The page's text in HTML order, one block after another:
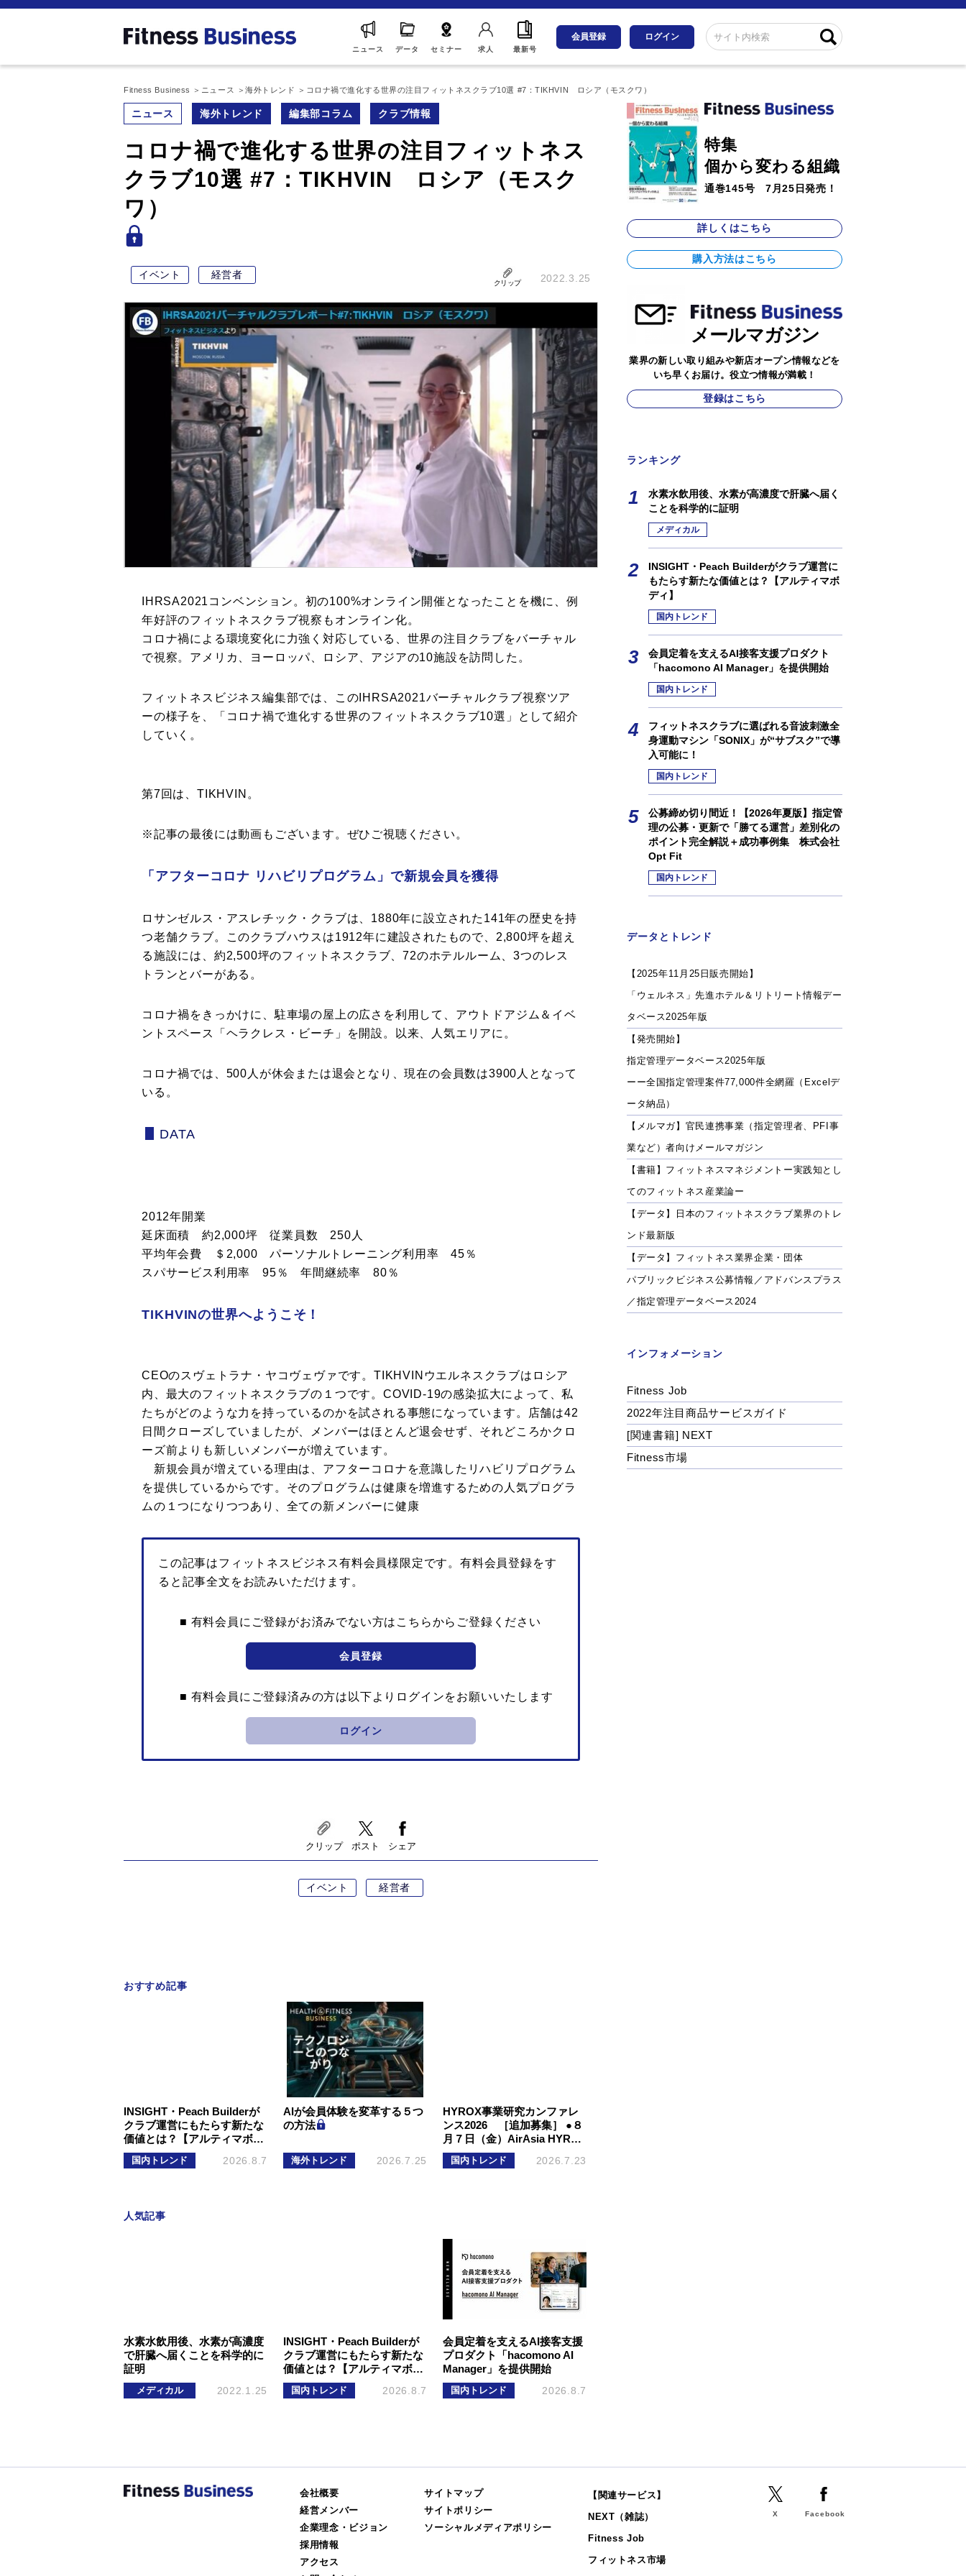
ニュース データ セミナー 求人 最新号
会員登録 ログイン
Fitness Business ニュース 海外トレンド コロナ禍で進化する世界の注目フィットネスクラブ10選 #7：TIKHVIN ロシア（モスクワ）
ニュース 海外トレンド 編集部コラム クラブ情報
コロナ禍で進化する世界の注目フィットネス
クラブ10選 #7：TIKHVIN ロシア（モスク
ワ）
イベント 経営者
クリップ 2022.3.25
IHRSA2021コンベンション。初の100%オンライン開催となったことを機に、例
年好評のフィットネスクラブ視察もオンライン化。
コロナ禍による環境変化に力強く対応している、世界の注目クラブをバーチャル
で視察。アメリカ、ヨーロッパ、ロシア、アジアの10施設を訪問した。
フィットネスビジネス編集部では、このIHRSA2021バーチャルクラブ視察ツア
ーの様子を、「コロナ禍で進化する世界のフィットネスクラブ10選」として紹介
していく。
第7回は、TIKHVIN。
※記事の最後には動画もございます。ぜひご視聴ください。
「アフターコロナ リハビリプログラム」で新規会員を獲得
ロサンゼルス・アスレチック・クラブは、1880年に設立された141年の歴史を持
つ老舗クラブ。このクラブハウスは1912年に建設されたもので、2,800坪を超え
る施設には、約2,500坪のフィットネスクラブ、72のホテルルーム、3つのレス
トランとバーがある。
コロナ禍をきっかけに、駐車場の屋上の広さを利用して、アウトドアジム＆イベ
ントスペース「ヘラクレス・ビーチ」を開設。以来、人気エリアに。
コロナ禍では、500人が休会または退会となり、現在の会員数は3900人となって
いる。
DATA
2012年開業
延床面積 約2,000坪 従業員数 250人
平均年会費 ＄2,000 パーソナルトレーニング利用率 45％
スパサービス利用率 95％ 年間継続率 80％
TIKHVINの世界へようこそ！
CEOのスヴェトラナ・ヤコヴェヴァです。TIKHVINウエルネスクラブはロシア
内、最大のフィットネスクラブの１つです。COVID-19の感染拡大によって、私
たちがどのような力を持っているのかを試される事態になっています。店舗は42
日間クローズしていましたが、メンバーはほとんど退会せず、それどころかクロ
ーズ前よりも新しいメンバーが増えています。
新規会員が増えている理由は、アフターコロナを意識したリハビリプログラム
を提供しているからです。そのプログラムは健康を増進するための人気プログラ
ムの１つになりつつあり、全ての新メンバーに健康
この記事はフィットネスビジネス有料会員様限定です。有料会員登録をす
ると記事全文をお読みいただけます。
■ 有料会員にご登録がお済みでない方はこちらからご登録ください
会員登録
■ 有料会員にご登録済みの方は以下よりログインをお願いいたします
ログイン
クリップ ポスト シェア
イベント 経営者
おすすめ記事
INSIGHT・Peach Builderが
クラブ運営にもたらす新たな
価値とは？【アルティマボ…
国内トレンド 2026.8.7
AIが会員体験を変革する５つ
の方法
海外トレンド 2026.7.25
HYROX事業研究カンファレ
ンス2026 ［追加募集］ ●８
月７日（金）AirAsia HYR…
国内トレンド 2026.7.23
人気記事
水素水飲用後、水素が高濃度
で肝臓へ届くことを科学的に
証明
メディカル 2022.1.25
INSIGHT・Peach Builderが
クラブ運営にもたらす新たな
価値とは？【アルティマボ…
国内トレンド 2026.8.7
会員定着を支えるAI接客支援
プロダクト「hacomono AI
Manager」を提供開始
国内トレンド 2026.8.7
特集
個から変わる組織
通巻145号 7月25日発売！
詳しくはこちら
購入方法はこちら
メールマガジン
業界の新しい取り組みや新店オープン情報などを
いち早くお届け。役立つ情報が満載！
登録はこちら
ランキング
水素水飲用後、水素が高濃度で肝臓へ届く
ことを科学的に証明
メディカル
INSIGHT・Peach Builderがクラブ運営に
もたらす新たな価値とは？【アルティマボ
ディ】
国内トレンド
会員定着を支えるAI接客支援プロダクト
「hacomono AI Manager」を提供開始
国内トレンド
フィットネスクラブに選ばれる音波刺激全
身運動マシン「SONIX」が“サブスク”で導
入可能に！
国内トレンド
公募締め切り間近！【2026年夏版】指定管
理の公募・更新で「勝てる運営」差別化の
ポイント完全解説＋成功事例集 株式会社
Opt Fit
国内トレンド
データとトレンド
【2025年11月25日販売開始】
「ウェルネス」先進ホテル＆リトリート情報デー
タベース2025年版
【発売開始】
指定管理データベース2025年版
ーー全国指定管理案件77,000件全網羅（Excelデ
ータ納品）
【メルマガ】官民連携事業（指定管理者、PFI事
業など）者向けメールマガジン
【書籍】フィットネスマネジメントー実践知とし
てのフィットネス産業論ー
【データ】日本のフィットネスクラブ業界のトレ
ンド最新版
【データ】フィットネス業界企業・団体
パブリックビジネス公募情報／アドバンスプラス
／指定管理データベース2024
インフォメーション
Fitness Job
2022年注目商品サービスガイド
[関連書籍] NEXT
Fitness市場
会社概要
経営メンバー
企業理念・ビジョン
採用情報
アクセス
サイトマップ
サイトポリシー
ソーシャルメディアポリシー
【関連サービス】
NEXT（雑誌）
Fitness Job
フィットネス市場
X Facebook